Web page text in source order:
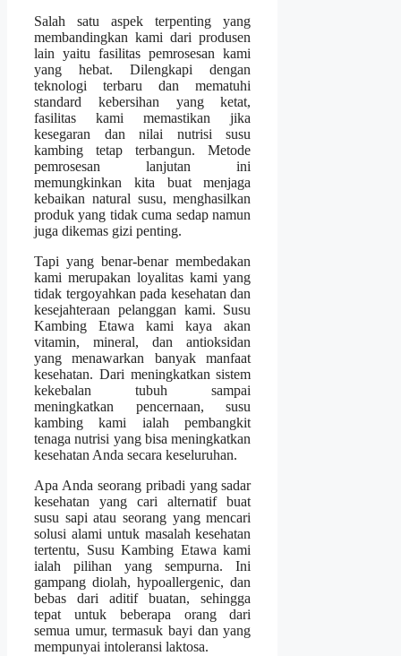
Salah satu aspek terpenting yang
membandingkan kami dari produsen
lain yaitu fasilitas pemrosesan kami
yang hebat. Dilengkapi dengan
teknologi terbaru dan mematuhi
standard kebersihan yang ketat,
fasilitas kami memastikan jika
kesegaran dan nilai nutrisi susu
kambing tetap terbangun. Metode
pemrosesan lanjutan ini
memungkinkan kita buat menjaga
kebaikan natural susu, menghasilkan
produk yang tidak cuma sedap namun
juga dikemas gizi penting.
Tapi yang benar-benar membedakan
kami merupakan loyalitas kami yang
tidak tergoyahkan pada kesehatan dan
kesejahteraan pelanggan kami. Susu
Kambing Etawa kami kaya akan
vitamin, mineral, dan antioksidan
yang menawarkan banyak manfaat
kesehatan. Dari meningkatkan sistem
kekebalan tubuh sampai
meningkatkan pencernaan, susu
kambing kami ialah pembangkit
tenaga nutrisi yang bisa meningkatkan
kesehatan Anda secara keseluruhan.
Apa Anda seorang pribadi yang sadar
kesehatan yang cari alternatif buat
susu sapi atau seorang yang mencari
solusi alami untuk masalah kesehatan
tertentu, Susu Kambing Etawa kami
ialah pilihan yang sempurna. Ini
gampang diolah, hypoallergenic, dan
bebas dari aditif buatan, sehingga
tepat untuk beberapa orang dari
semua umur, termasuk bayi dan yang
mempunyai intoleransi laktosa.